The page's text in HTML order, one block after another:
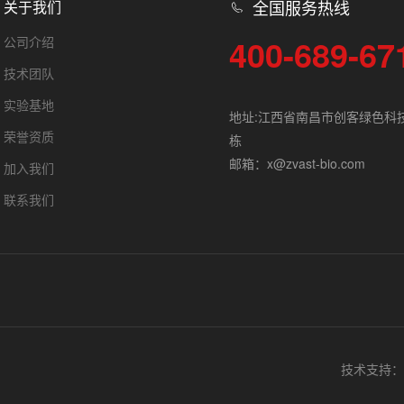
关于我们
公司介绍
技术团队
实验基地
荣誉资质
加入我们
联系我们
全国服务热线
400-689-
地址:江西省南昌市创客绿色科
栋
邮箱：x@zvast-bio.com
技术支持